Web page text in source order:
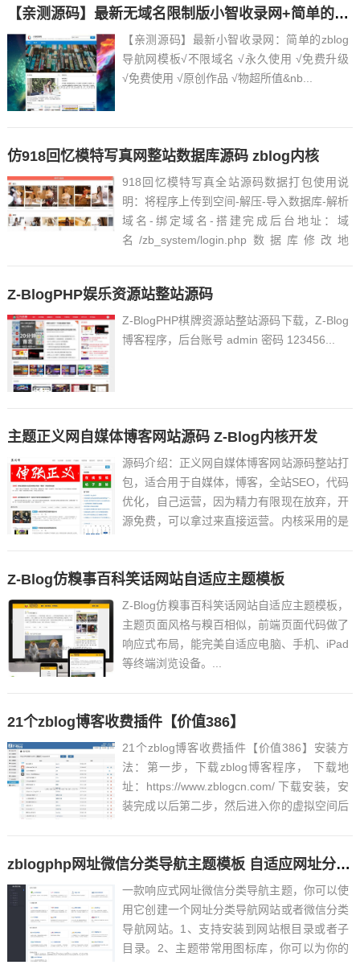
wwwroot / zb_users /c...
【亲测源码】最新无域名限制版小智收录网+简单的zblog导航网模板
【亲测源码】最新小智收录网：简单的zblog
导航网模板√不限域名 √永久使用 √免费升级
√免费使用 √原创作品 √物超所值&nb...
仿918回忆模特写真网整站数据库源码 zblog内核
918回忆模特写真全站源码数据打包使用说
明：将程序上传到空间-解压-导入数据库-解析
域名-绑定域名-搭建完成后台地址：域
名/zb_system/login.php数据库修改地
Z-BlogPHP娱乐资源站整站源码
Z-BlogPHP棋牌资源站整站源码下载，Z-Blog
博客程序，后台账号 admin 密码 123456...
主题正义网自媒体博客网站源码 Z-Blog内核开发
源码介绍：正义网自媒体博客网站源码整站打
包，适合用于自媒体，博客，全站SEO，代码
优化，自己运营，因为精力有限现在放弃，开
源免费，可以拿过来直接运营。内核采用的是
置安装好以后选择奇客响应式主题，这个主题
Z-Blog仿糗事百科笑话网站自适应主题模板
Z-Blog仿糗事百科笑话网站自适应主题模板，
主题页面风格与糗百相似，前端页面代码做了
响应式布局，能完美自适应电脑、手机、iPad
等终端浏览设备。...
21个zblog博客收费插件【价值386】
21个zblog博客收费插件【价值386】安装方
法：第一步，下载zblog博客程序， 下载地
址：https://www.zblogcn.com/ 下载安装，安
装完成以后第二步，然后进入你的虚拟空间后
zblogphp网址微信分类导航主题模板 自适应网址分类导航网站源码 附教程
一款响应式网址微信分类导航主题，你可以使
用它创建一个网址分类导航网站或者微信分类
导航网站。1、支持安装到网站根目录或者子
目录。2、主题带常用图标库，你可以为你的